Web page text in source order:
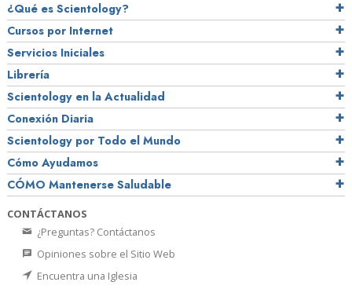
¿Qué es Scientology?
Cursos por Internet
Servicios Iniciales
Librería
Scientology en la Actualidad
Conexión Diaria
Scientology por Todo el Mundo
Cómo Ayudamos
CÓMO Mantenerse Saludable
CONTÁCTANOS
¿Preguntas? Contáctanos
Opiniones sobre el Sitio Web
Encuentra una Iglesia